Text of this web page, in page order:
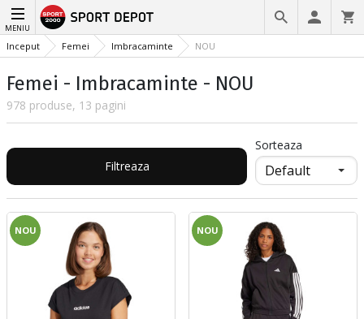
MENIU
Inceput Femei Imbracaminte NOU
Femei - Imbracaminte - NOU
978 produse, 13 pagini
Filtreaza
Sorteaza
NOU NOU